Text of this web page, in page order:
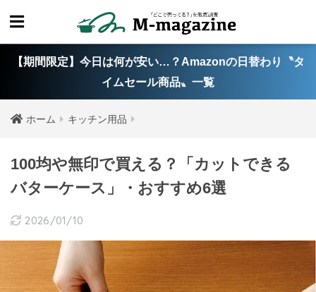
【期間限定】今日は何が安い…？Amazonの日替わり〝タ
イムセール商品〟一覧
ホーム キッチン用品
100均や無印で買える？「カットできる
バターケース」・おすすめ6選
2026/01/10